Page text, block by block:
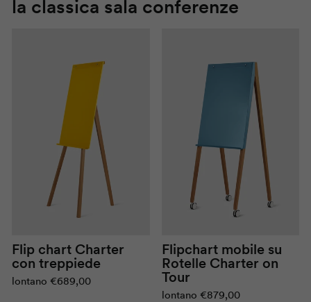
la classica sala conferenze
Flip chart Charter
con treppiede
lontano €689,00
Flipchart mobile su
Rotelle Charter on
Tour
lontano €879,00